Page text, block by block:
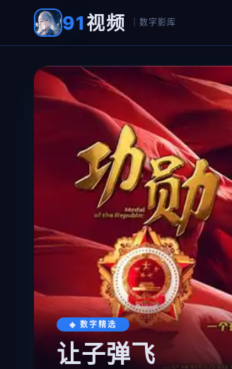
91视频 ｜数字影库
◈ 数字精选
让子弹飞